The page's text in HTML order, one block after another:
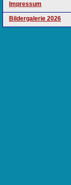
Impressum
Bildergalerie 2026